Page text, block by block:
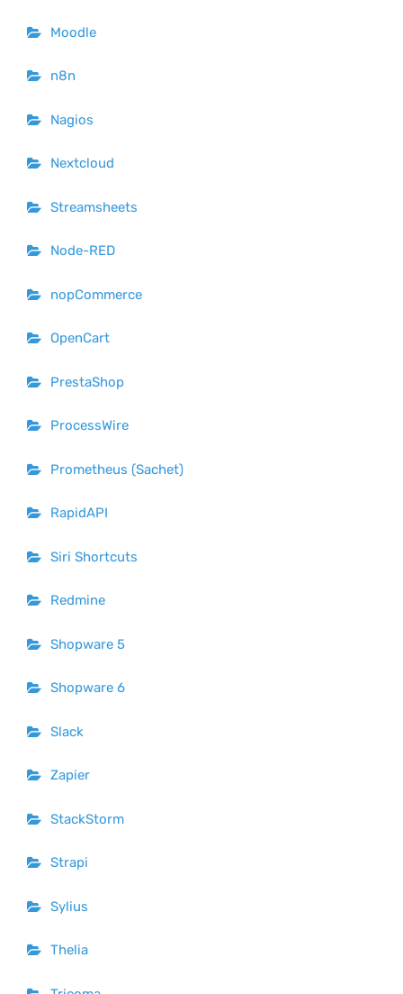
Moodle
n8n
Nagios
Nextcloud
Streamsheets
Node-RED
nopCommerce
OpenCart
PrestaShop
ProcessWire
Prometheus (Sachet)
RapidAPI
Siri Shortcuts
Redmine
Shopware 5
Shopware 6
Slack
Zapier
StackStorm
Strapi
Sylius
Thelia